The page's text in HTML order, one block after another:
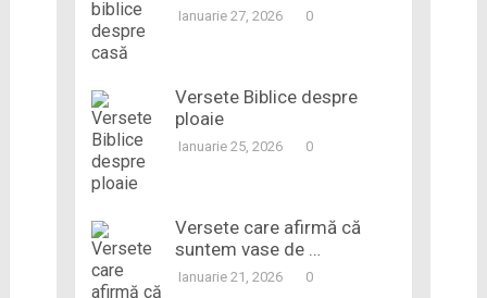
Ianuarie 27, 2026 0
Versete Biblice despre
ploaie
Ianuarie 25, 2026 0
Versete care afirmă că
suntem vase de …
Ianuarie 21, 2026 0